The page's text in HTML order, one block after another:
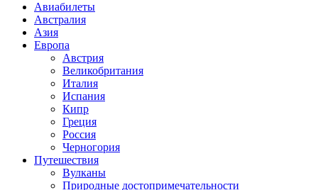
Авиабилеты
Австралия
Азия
Европа
Австрия
Великобритания
Италия
Испания
Кипр
Греция
Россия
Черногория
Путешествия
Вулканы
Природные достопримечательности